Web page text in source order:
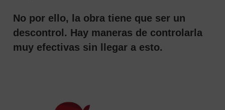
No por ello, la obra tiene que ser un
descontrol. Hay maneras de controlarla
muy efectivas sin llegar a esto.